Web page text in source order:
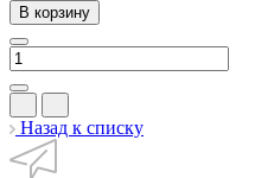
В корзину
Назад к списку